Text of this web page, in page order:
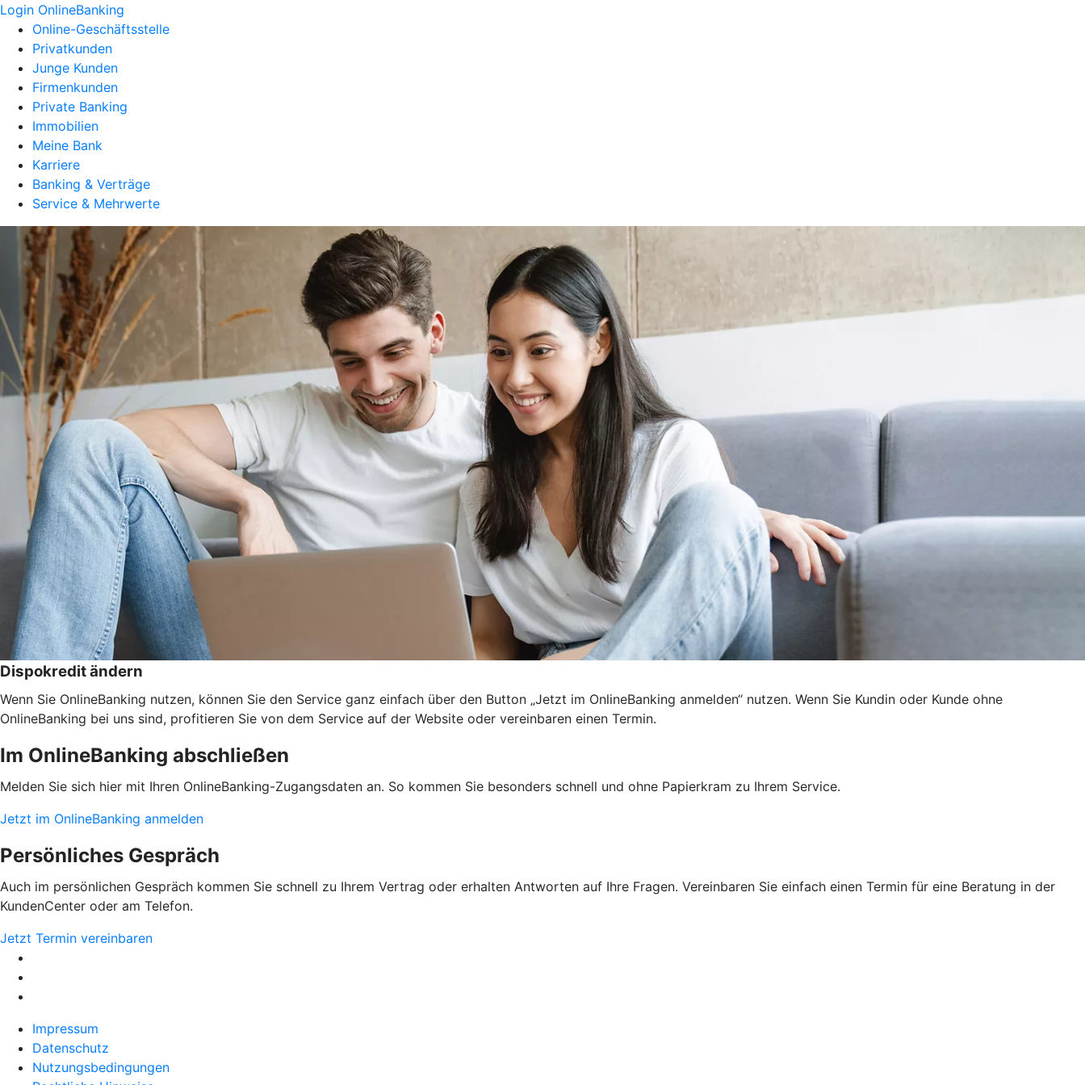
Login OnlineBanking
Online-Geschäftsstelle
Privatkunden
Junge Kunden
Firmenkunden
Private Banking
Immobilien
Meine Bank
Karriere
Banking & Verträge
Service & Mehrwerte
Dispokredit ändern
Wenn Sie OnlineBanking nutzen, können Sie den Service ganz einfach über den Button „Jetzt im OnlineBanking anmelden“ nutzen. Wenn Sie Kundin oder Kunde ohne
OnlineBanking bei uns sind, profitieren Sie von dem Service auf der Website oder vereinbaren einen Termin.
Im OnlineBanking abschließen
Melden Sie sich hier mit Ihren OnlineBanking-Zugangsdaten an. So kommen Sie besonders schnell und ohne Papierkram zu Ihrem Service.
Jetzt im OnlineBanking anmelden
Persönliches Gespräch
Auch im persönlichen Gespräch kommen Sie schnell zu Ihrem Vertrag oder erhalten Antworten auf Ihre Fragen. Vereinbaren Sie einfach einen Termin für eine Beratung in der
KundenCenter oder am Telefon.
Jetzt Termin vereinbaren
Impressum
Datenschutz
Nutzungsbedingungen